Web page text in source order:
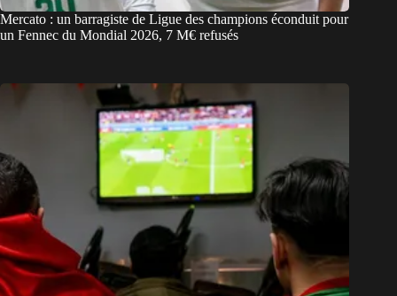
Mercato : un barragiste de Ligue des champions éconduit pour
un Fennec du Mondial 2026, 7 M€ refusés